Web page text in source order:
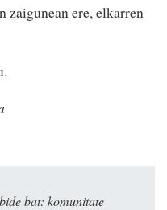
zaigunean ere, elkarren
bat: komunitate